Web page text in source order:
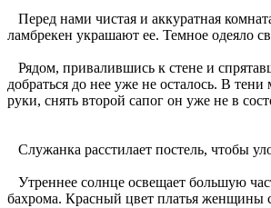
Перед нами чистая и аккуратная
ламбрекен украшают ее. Темное одеяло
Рядом, привалившись к стене и
добраться до нее уже не осталось. В
руки, снять второй сапог он уже не в
Служанка расстилает постель, чтобы
Утреннее солнце освещает большую
бахрома. Красный цвет платья женщины